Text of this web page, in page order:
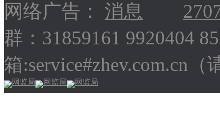
网络广告：
群：31859161 9920404
箱:service#zhev.com.cn